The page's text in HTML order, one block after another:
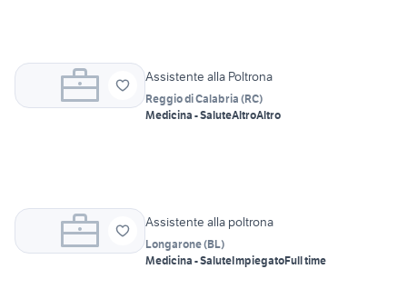
Assistente alla Poltrona
Reggio di Calabria (RC)
Medicina - SaluteAltroAltro
Assistente alla poltrona
Longarone(BL)
Medicina - SaluteImpiegatoFull time